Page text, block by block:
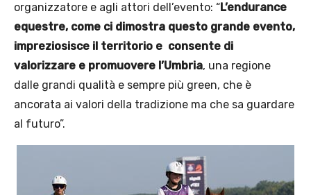
organizzatore e agli attori dell’evento: “L’endurance
equestre, come ci dimostra questo grande evento,
impreziosisce il territorio e consente di
valorizzare e promuovere l’Umbria, una regione
dalle grandi qualità e sempre più green, che è
ancorata ai valori della tradizione ma che sa guardare
al futuro”.